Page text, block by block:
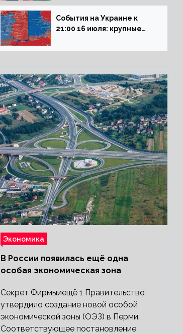
падающего доллара на
рынок РФ
События на Украине к
21:00 16 июля: крупные
Северском, Киев
Экономика
В России появилась ещё одна
особая экономическая зона
Секрет Фирмыиещё 1 Правительство
утвердило создание новой особой
экономической зоны (ОЭЗ) в Перми.
Соответствующее постановление